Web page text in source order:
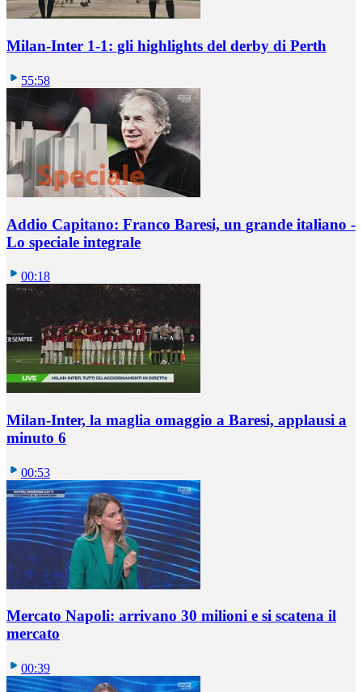
Milan-Inter 1-1: gli highlights del derby di Perth
55:58
Addio Capitano: Franco Baresi, un grande italiano -
Lo speciale integrale
00:18
Milan-Inter, la maglia omaggio a Baresi, applausi a
minuto 6
00:53
Mercato Napoli: arrivano 30 milioni e si scatena il
mercato
00:39